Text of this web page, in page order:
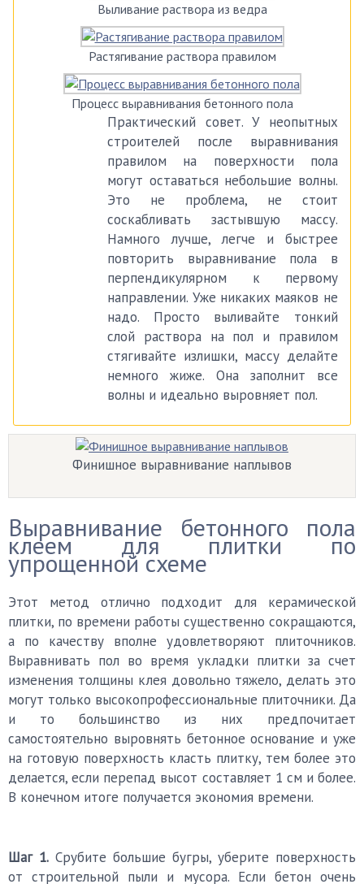
Выливание раствора из ведра
Растягивание раствора правилом
Процесс выравнивания бетонного пола
Практический совет. У неопытных
строителей после выравнивания
правилом на поверхности пола
могут оставаться небольшие волны.
Это не проблема, не стоит
соскабливать застывшую массу.
Намного лучше, легче и быстрее
повторить выравнивание пола в
перпендикулярном к первому
направлении. Уже никаких маяков не
надо. Просто выливайте тонкий
слой раствора на пол и правилом
стягивайте излишки, массу делайте
немного жиже. Она заполнит все
волны и идеально выровняет пол.
Финишное выравнивание наплывов
Выравнивание бетонного пола
клеем для плитки по
упрощенной схеме
Этот метод отлично подходит для керамической
плитки, по времени работы существенно сокращаются,
а по качеству вполне удовлетворяют плиточников.
Выравнивать пол во время укладки плитки за счет
изменения толщины клея довольно тяжело, делать это
могут только высокопрофессиональные плиточники. Да
и то большинство из них предпочитает
самостоятельно выровнять бетонное основание и уже
на готовую поверхность класть плитку, тем более это
делается, если перепад высот составляет 1 см и более.
В конечном итоге получается экономия времени.
Шаг 1. Срубите большие бугры, уберите поверхность
от строительной пыли и мусора. Если бетон очень